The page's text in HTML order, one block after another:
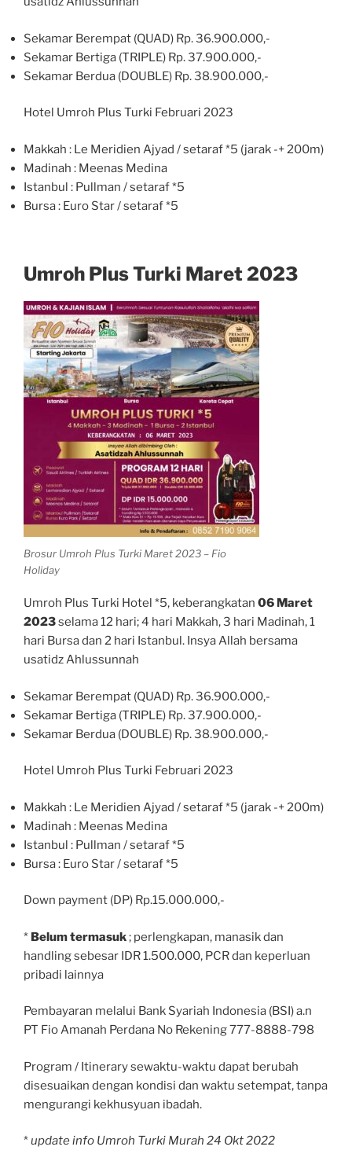
Sekamar Berempat (QUAD) Rp. 36.900.000,-
Sekamar Bertiga (TRIPLE) Rp. 37.900.000,-
Sekamar Berdua (DOUBLE) Rp. 38.900.000,-
Hotel Umroh Plus Turki Februari 2023
Makkah : Le Meridien Ajyad / setaraf *5 (jarak -+ 200m)
Madinah : Meenas Medina
Istanbul : Pullman / setaraf *5
Bursa : Euro Star / setaraf *5
Umroh Plus Turki Maret 2023
Brosur Umroh Plus Turki Maret 2023 – Fio
Holiday
Umroh Plus Turki Hotel *5, keberangkatan 06 Maret
2023selama 12 hari; 4 hari Makkah, 3 hari Madinah, 1
hari Bursa dan 2 hari Istanbul. Insya Allah bersama
usatidz Ahlussunnah
Sekamar Berempat (QUAD) Rp. 36.900.000,-
Sekamar Bertiga (TRIPLE) Rp. 37.900.000,-
Sekamar Berdua (DOUBLE) Rp. 38.900.000,-
Hotel Umroh Plus Turki Februari 2023
Makkah : Le Meridien Ajyad / setaraf *5 (jarak -+ 200m)
Madinah : Meenas Medina
Istanbul : Pullman / setaraf *5
Bursa : Euro Star / setaraf *5
Down payment (DP) Rp.15.000.000,-
* Belum termasuk; perlengkapan, manasik dan
handling sebesar IDR 1.500.000, PCR dan keperluan
pribadi lainnya
Pembayaran melalui Bank Syariah Indonesia (BSI) a.n
PT Fio Amanah Perdana No Rekening 777-8888-798
Program / Itinerary sewaktu-waktu dapat berubah
disesuaikan dengan kondisi dan waktu setempat, tanpa
mengurangi kekhusyuan ibadah.
*update info Umroh Turki Murah 24 Okt 2022